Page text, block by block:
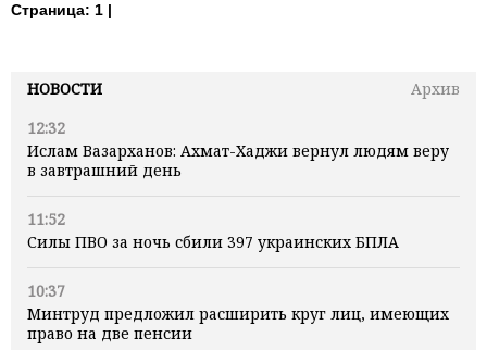
НОВОСТИ
Архив
12:32
Ислам Вазарханов: Ахмат-Хаджи вернул людям веру
в завтрашний день
11:52
Силы ПВО за ночь сбили 397 украинских БПЛА
10:37
Минтруд предложил расширить круг лиц, имеющих
право на две пенсии
Страница: 1 |